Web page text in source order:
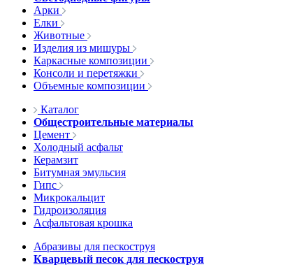
Арки
Елки
Животные
Изделия из мишуры
Каркасные композиции
Консоли и перетяжки
Объемные композиции
Каталог
Общестроительные материалы
Цемент
Холодный асфальт
Керамзит
Битумная эмульсия
Гипс
Микрокальцит
Гидроизоляция
Асфальтовая крошка
Абразивы для пескоструя
Кварцевый песок для пескоструя